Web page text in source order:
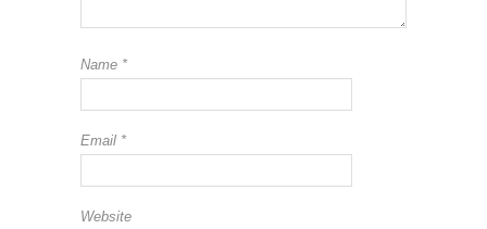
Name *
Email *
Website